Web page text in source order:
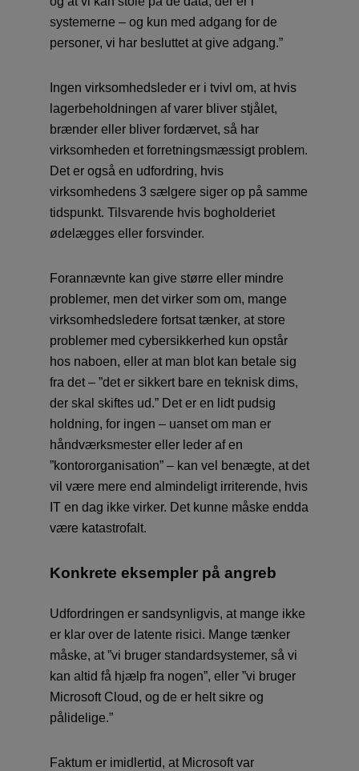
systemerne – og kun med adgang for de
personer, vi har besluttet at give adgang.”
Ingen virksomhedsleder er i tvivl om, at hvis
lagerbeholdningen af varer bliver stjålet,
brænder eller bliver fordærvet, så har
virksomheden et forretningsmæssigt problem.
Det er også en udfordring, hvis
virksomhedens 3 sælgere siger op på samme
tidspunkt. Tilsvarende hvis bogholderiet
ødelægges eller forsvinder.
Forannævnte kan give større eller mindre
problemer, men det virker som om, mange
virksomhedsledere fortsat tænker, at store
problemer med cybersikkerhed kun opstår
hos naboen, eller at man blot kan betale sig
fra det – ”det er sikkert bare en teknisk dims,
der skal skiftes ud.” Det er en lidt pudsig
holdning, for ingen – uanset om man er
håndværksmester eller leder af en
”kontororganisation” – kan vel benægte, at det
vil være mere end almindeligt irriterende, hvis
IT en dag ikke virker. Det kunne måske endda
være katastrofalt.
Konkrete eksempler på angreb
Udfordringen er sandsynligvis, at mange ikke
er klar over de latente risici. Mange tænker
måske, at ”vi bruger standardsystemer, så vi
kan altid få hjælp fra nogen”, eller ”vi bruger
Microsoft Cloud, og de er helt sikre og
pålidelige.”
Faktum er imidlertid, at Microsoft var